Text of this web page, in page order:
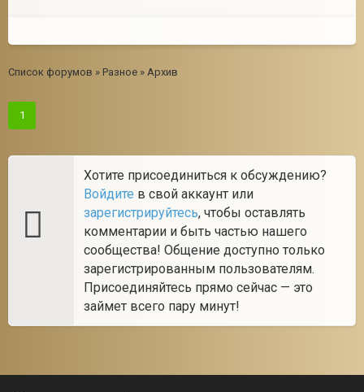
Список форумов » Разное » Архив
1
Хотите присоединиться к обсуждению?
Войдите в свой аккаунт или
зарегистрируйтесь, чтобы оставлять
комментарии и быть частью нашего
сообщества! Общение доступно только
зарегистрированным пользователям.
Присоединяйтесь прямо сейчас — это
займет всего пару минут!